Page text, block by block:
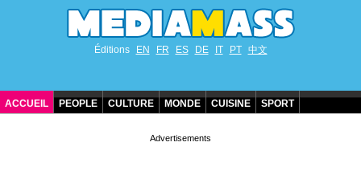
Éditions EN FR ES DE IT PT 中文
ACCUEIL PEOPLE CULTURE MONDE CUISINE SPORT